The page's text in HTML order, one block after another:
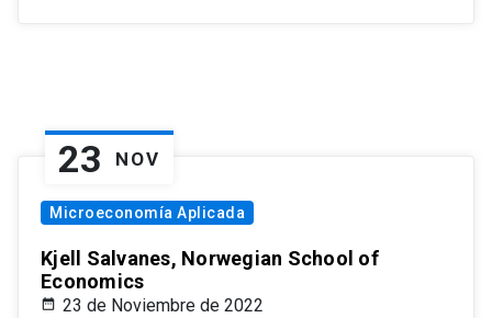
23 NOV
Microeconomía Aplicada
Kjell Salvanes, Norwegian School of
Economics
23 de Noviembre de 2022